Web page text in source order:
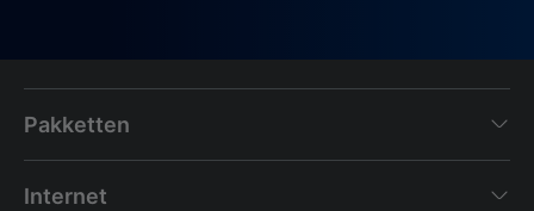
Pakketten
Internet